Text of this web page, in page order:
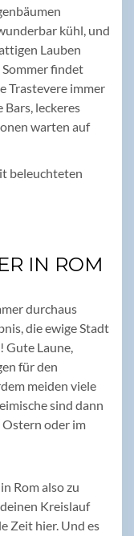
kühl, und
Lauben
findet
Trastevere immer
leckeres
warten auf
IN ROM
durchaus
die ewige Stadt
Gute Laune,
für den
meiden viele
sind dann
Ostern oder im
Rom also zu
Kreislauf
Zeit hier. Und es